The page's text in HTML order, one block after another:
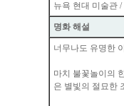
뉴욕 현대 미술관 /
명화 해설
너무나도 유명한
마치 불꽃놀이의
은 별빛의 절묘한